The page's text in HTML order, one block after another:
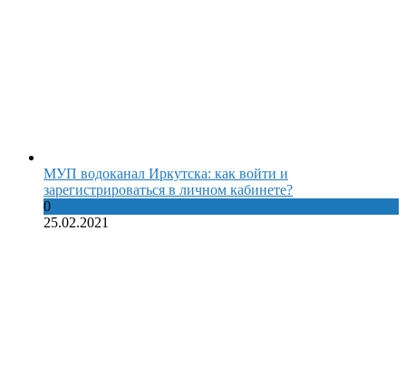
МУП водоканал Иркутска: как войти и
зарегистрироваться в личном кабинете?
0
25.02.2021